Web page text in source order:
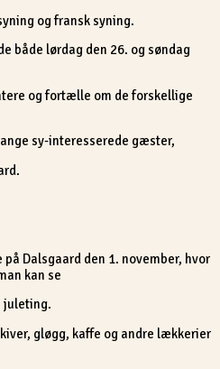
og fransk syning.
både lørdag den 26. og søndag
og fortælle om de forskellige
sy-interesserede gæster,
Dalsgaard den 1. november, hvor
kan se
juleting.
gløgg, kaffe og andre lækkerier